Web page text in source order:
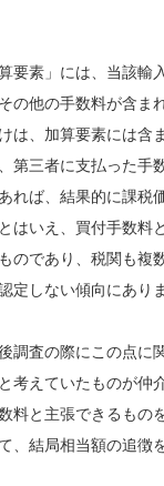
要素」には、当該輸
の他の手数料が含ま
は、加算要素には含
第三者に支払った手
れば、結果的に課税
はいえ、買付手数料
のであり、税関も複
定しない傾向にありま
調査の際にこの点に
考えていたものが仲
料と主張できるもの
、結局相当額の追徴